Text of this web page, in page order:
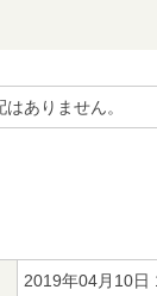
ありません。
2019年04月10日